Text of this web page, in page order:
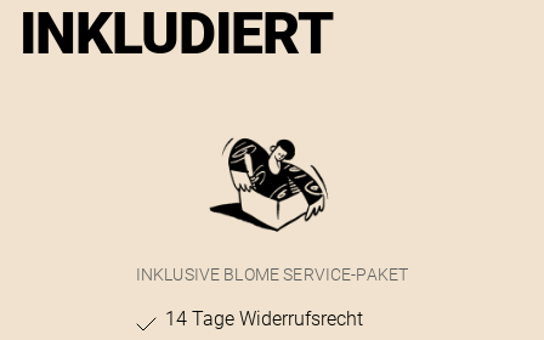
INKLUDIERT
INKLUSIVE BLOME SERVICE-PAKET
14 Tage Widerrufsrecht